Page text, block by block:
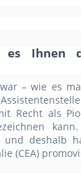
es Ihnen
– wie es
Recht als
und deshalb
(CEA)